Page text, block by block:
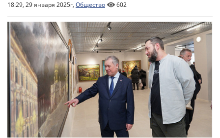
18:29, 29 января 2025г, Общество 602